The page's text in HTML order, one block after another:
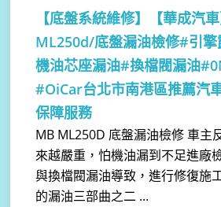
【底盤系統維修】
【華成汽
ML250d/底盤漏油檢修#引
機油芯座漏油#換檔閥漏油
#OiCar台北市南港區推薦汽
保障服務
MB ML250D 底盤漏油檢修 車主
來越嚴重，怕機油漏到不足進廠
與換檔閥漏油導致，進行修復施
的漏油三部曲之二 ...